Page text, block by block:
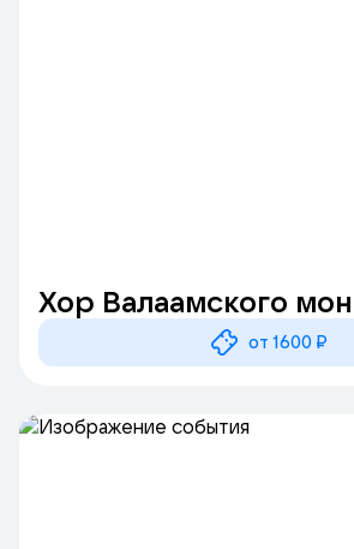
Хор Валаамского
от 1600 ₽